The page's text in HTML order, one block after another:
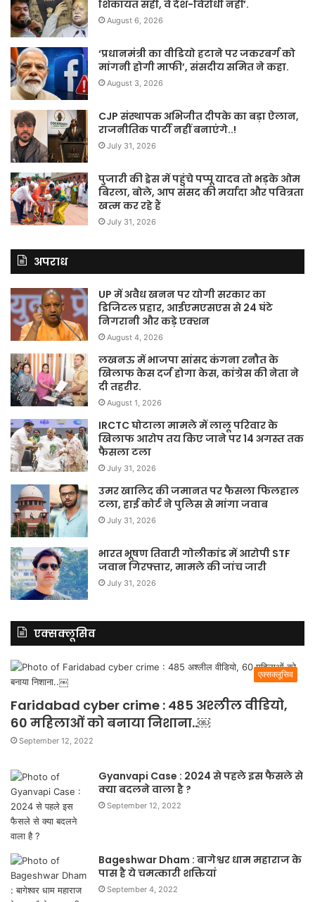
शिकायत सही, वे देश-विरोधी नहीं’.
August 6, 2026
‘प्रधानमंत्री का वीडियो हटाने पर जकरबर्ग को
मांगनी होगी माफी’, संसदीय समित ने कहा.
August 3, 2026
CJP संस्थापक अभिजीत दीपके का बड़ा ऐलान,
राजनीतिक पार्टी नहीं बनाएंगे..!
July 31, 2026
पुजारी की ड्रेस में पहुंचे पप्पू यादव तो भड़के ओम
बिरला, बोले, आप संसद की मर्यादा और पवित्रता
खत्म कर रहे हैं
July 31, 2026
अपराध
UP में अवैध खनन पर योगी सरकार का
डिजिटल प्रहार, आईएमएसएस से 24 घंटे
निगरानी और कड़े एक्शन
August 4, 2026
लखनऊ में भाजपा सांसद कंगना रनौत के
खिलाफ केस दर्ज होगा केस, कांग्रेस की नेता ने
दी तहरीर.
August 1, 2026
IRCTC घोटाला मामले में लालू परिवार के
खिलाफ आरोप तय किए जाने पर 14 अगस्त तक
फैसला टला
July 31, 2026
उमर खालिद की जमानत पर फैसला फिलहाल
टला, हाई कोर्ट ने पुलिस से मांगा जवाब
July 31, 2026
भारत भूषण तिवारी गोलीकांड में आरोपी STF
जवान गिरफ्तार, मामले की जांच जारी
July 31, 2026
एक्सक्लूसिव
एक्सक्लूसिव
Faridabad cyber crime : 485 अश्लील वीडियो,
60 महिलाओं को बनाया निशाना..￼
September 12, 2022
Gyanvapi Case : 2024 से पहले इस फैसले से
क्या बदलने वाला है ?
September 12, 2022
Bageshwar Dham : बागेश्वर धाम महाराज के
पास है ये चमत्कारी शक्तियां
September 4, 2022